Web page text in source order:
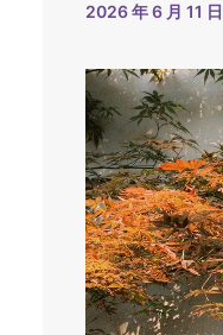
2026 年 6 月 11 日